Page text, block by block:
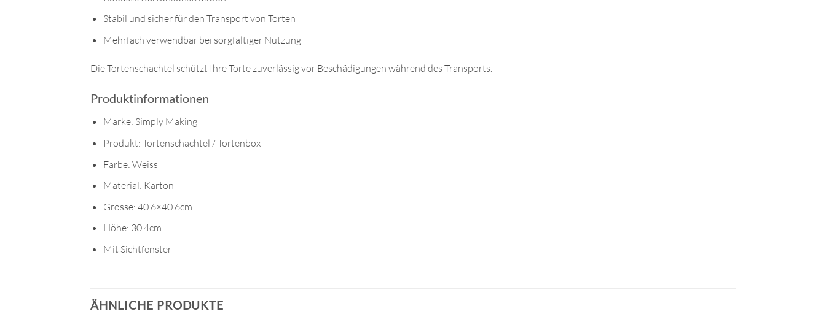
Stabil und sicher für den Transport von Torten
Mehrfach verwendbar bei sorgfältiger Nutzung
Die Tortenschachtel schützt Ihre Torte zuverlässig vor Beschädigungen während des Transports.
Produktinformationen
Marke: Simply Making
Produkt: Tortenschachtel / Tortenbox
Farbe: Weiss
Material: Karton
Grösse: 40.6×40.6cm
Höhe: 30.4cm
Mit Sichtfenster
ÄHNLICHE PRODUKTE